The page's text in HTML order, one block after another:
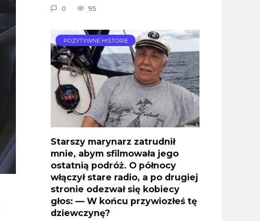
0 95
POZYTYWNE HISTORIE
Starszy marynarz zatrudnił
mnie, abym sfilmowała jego
ostatnią podróż. O północy
włączył stare radio, a po drugiej
stronie odezwał się kobiecy
głos: — W końcu przywiozłeś tę
dziewczynę?